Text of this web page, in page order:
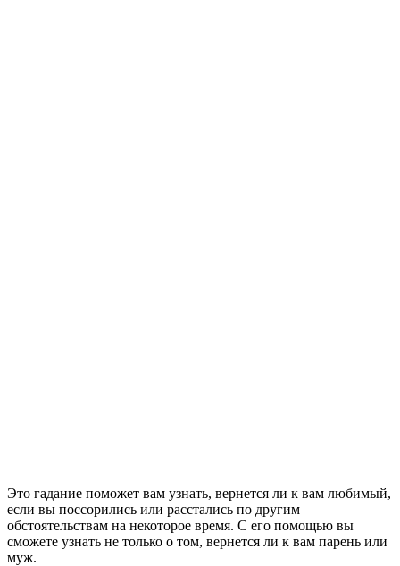
Это гадание поможет вам узнать, вернется ли к вам любимый,
если вы поссорились или расстались по другим
обстоятельствам на некоторое время. С его помощью вы
сможете узнать не только о том, вернется ли к вам парень или
муж.